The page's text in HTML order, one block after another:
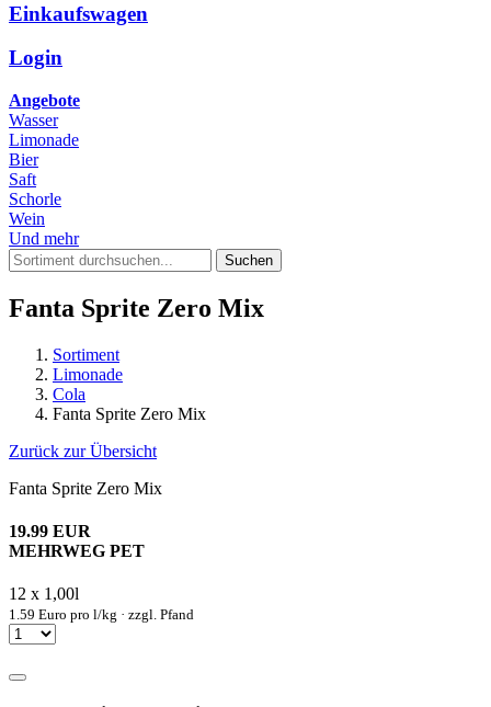
Einkaufswagen
Login
Angebote
Wasser
Limonade
Bier
Saft
Schorle
Wein
Und mehr
Suchen
Fanta Sprite Zero Mix
Sortiment
Limonade
Cola
Fanta Sprite Zero Mix
Zurück zur Übersicht
Fanta Sprite Zero Mix
19.99 EUR
MEHRWEG PET
12 x 1,00l
1.59 Euro pro l/kg · zzgl. Pfand